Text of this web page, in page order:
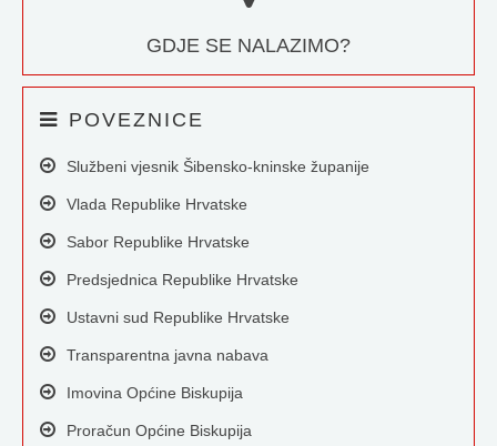
GDJE SE NALAZIMO?
POVEZNICE
Službeni vjesnik Šibensko-kninske županije
Vlada Republike Hrvatske
Sabor Republike Hrvatske
Predsjednica Republike Hrvatske
Ustavni sud Republike Hrvatske
Transparentna javna nabava
Imovina Općine Biskupija
Proračun Općine Biskupija